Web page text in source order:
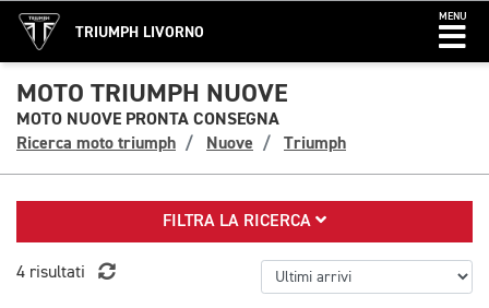
TRIUMPH LIVORNO
MENU
MOTO TRIUMPH NUOVE
MOTO NUOVE PRONTA CONSEGNA
Ricerca moto triumph
Nuove Triumph
FILTRA LA RICERCA
4 risultati